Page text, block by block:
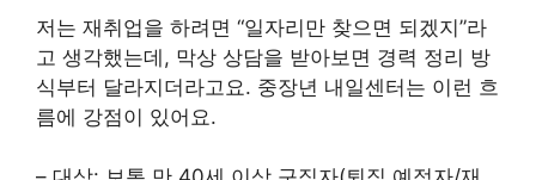
저는 재취업을 하려면 “일자리만 찾으면 되겠지”라
고 생각했는데, 막상 상담을 받아보면 경력 정리 방
식부터 달라지더라고요. 중장년 내일센터는 이런 흐
름에 강점이 있어요.